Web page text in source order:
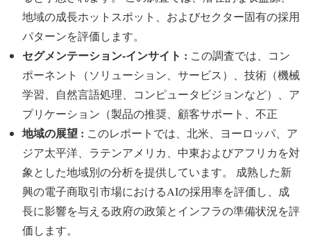
地域の成長ホットスポット、およびセクター固有の採用
パターンを評価します。
セグメンテーション-インサイト : この調査では、コン
ポーネント（ソリューション、サービス）、技術（機械
学習、自然言語処理、コンピュータビジョンなど）、ア
プリケーション（製品の推奨、顧客サポート、不正
地域の展望 : このレポートでは、北米、ヨーロッパ、ア
ジア太平洋、ラテンアメリカ、中東およびアフリカを対
象とした地域別の分析を提供しています。 成熟した新
興の電子商取引市場におけるAIの採用率を評価し、成
長に影響を与える政府の政策とインフラの準備状況を評
価します。